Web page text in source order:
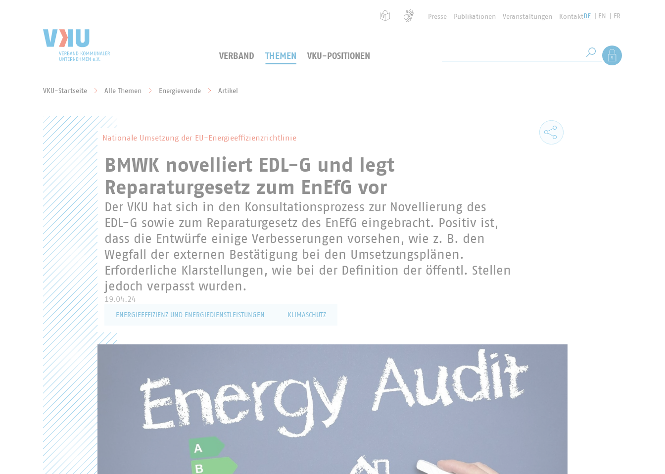
Presse Publikationen Veranstaltungen KontaktDE EN FR
VERBAND THEMEN VKU-POSITIONEN Suche starten
Als Mitglied
VKU-Startseite Alle Themen Energiewende Artikel
Nationale Umsetzung der EU-Energieeffizienzrichtlinie
BMWK novelliert EDL-G und legt
Reparaturgesetz zum EnEfG vor
Der VKU hat sich in den Konsultationsprozess zur Novellierung des
EDL-G sowie zum Reparaturgesetz des EnEfG eingebracht. Positiv ist,
dass die Entwürfe einige Verbesserungen vorsehen, wie z. B. den
Wegfall der externen Bestätigung bei den Umsetzungsplänen.
Erforderliche Klarstellungen, wie bei der Definition der öffentl. Stellen
jedoch verpasst wurden.
19.04.24
ENERGIEEFFIZIENZ UND ENERGIEDIENSTLEISTUNGEN KLIMASCHUTZ